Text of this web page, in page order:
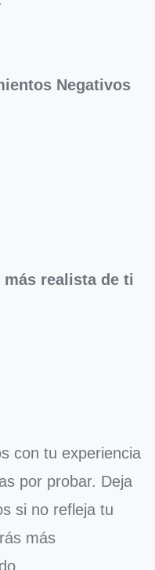
Negativos
realista de ti
con tu experiencia
por probar. Deja
si no refleja tu
más